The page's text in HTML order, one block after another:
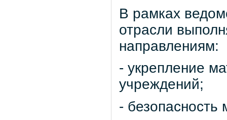
В рамках
отрасли
направлениям:
- укрепление
учреждений;
-